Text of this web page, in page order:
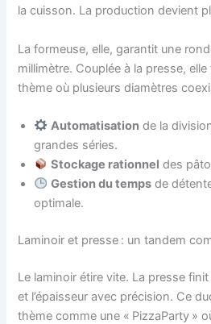
la cuisson. La production devient
La formeuse, elle, garantit une
millimètre. Couplée à la presse,
thème où plusieurs diamètres
Automatisation de la
grandes séries.
Stockage rationnel des
Gestion du temps de
optimale.
Laminoir et presse : un tandem
Le laminoir étire vite. La presse
et l’épaisseur avec précision. Ce
thème comme une « PizzaParty »